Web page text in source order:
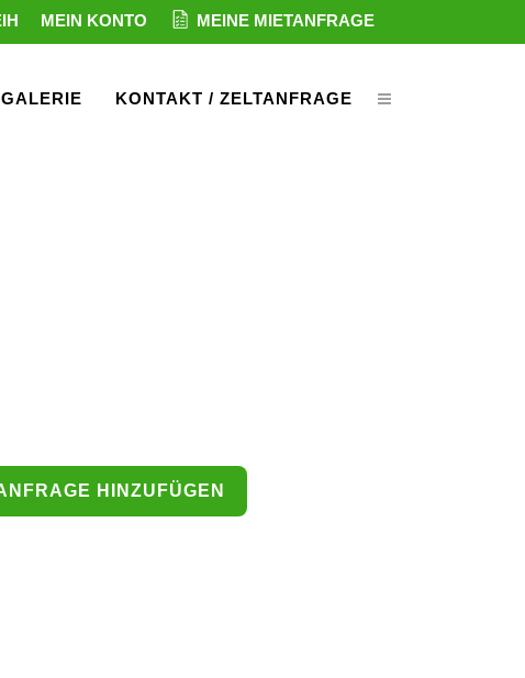
MEIN KONTO MEINE MIETANFRAGE
GALERIE KONTAKT / ZELTANFRAGE
HINZUFÜGEN